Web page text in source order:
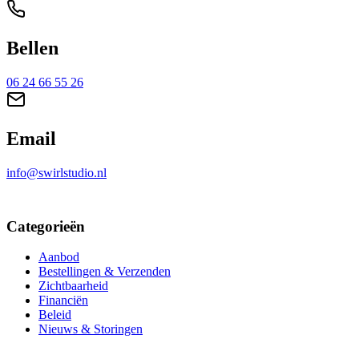
Bellen
06 24 66 55 26
Email
info@swirlstudio.nl
Categorieën
Aanbod
Bestellingen & Verzenden
Zichtbaarheid
Financiën
Beleid
Nieuws & Storingen